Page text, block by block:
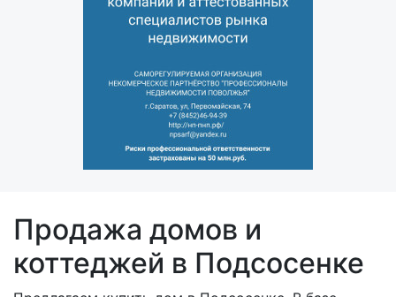
Продажа домов и
коттеджей в Подсосенке